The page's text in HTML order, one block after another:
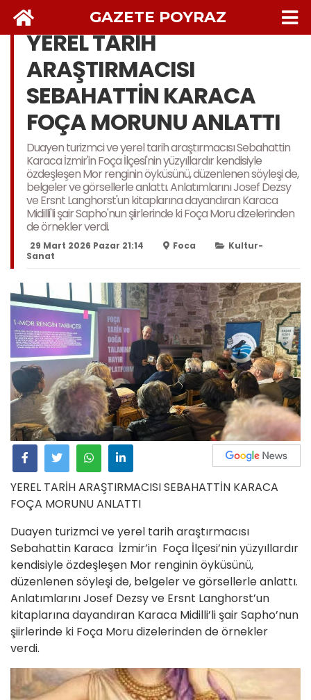
GAZETE POYRAZ
YEREL TARİH
ARAŞTIRMACISI
SEBAHATTİN KARACA
FOÇA MORUNU ANLATTI
Duayen turizmci ve yerel tarih araştırmacısı Sebahattin
Karaca İzmir'in Foça İlçesi'nin yüzyıllardır kendisiyle
özdeşleşen Mor renginin öyküsünü, düzenlenen söyleşi de,
belgeler ve görsellerle anlattı. Anlatımlarını Josef Dezsy
ve Ersnt Langhorst'un kitaplarına dayandıran Karaca
Midilli'li şair Sapho'nun şiirlerinde ki Foça Moru dizelerinden
de örnekler verdi.
29 Mart 2026 Pazar 21:14 Foca
Kultur-
Sanat
YEREL TARİH ARAŞTIRMACISI SEBAHATTİN KARACA
FOÇA MORUNU ANLATTI
Duayen turizmci ve yerel tarih araştırmacısı
Sebahattin Karaca İzmir’in Foça İlçesi’nin yüzyıllardır
kendisiyle özdeşleşen Mor renginin öyküsünü,
düzenlenen söyleşi de, belgeler ve görsellerle anlattı.
Anlatımlarını Josef Dezsy ve Ersnt Langhorst’un
kitaplarına dayandıran Karaca Midilli’li şair Sapho’nun
şiirlerinde ki Foça Moru dizelerinden de örnekler
verdi.